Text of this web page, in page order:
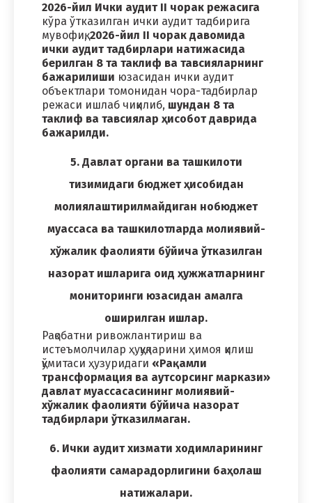
2026-йил Ички аудит II чорак режасига
кўра ўтказилган ички аудит тадбирига
мувофиқ,2026-йил II чорак давомида
ички аудит тадбирлари натижасида
берилган 8 та таклиф ва тавсияларнинг
бажарилиши юзасидан ички аудит
объектлари томонидан чора-тадбирлар
режаси ишлаб чиқилиб, шундан 8 та
таклиф ва тавсиялар ҳисобот даврида
бажарилди.
5. Давлат органи ва ташкилоти
тизимидаги бюджет ҳисобидан
молиялаштирилмайдиган нобюджет
муассаса ва ташкилотларда молиявий-
хўжалик фаолияти бўйича ўтказилган
назорат ишларига оид ҳужжатларнинг
мониторинги юзасидан амалга
оширилган ишлар.
Рақобатни ривожлантириш ва
истеъмолчилар ҳуқуқларини ҳимоя қилиш
қўмитаси ҳузуридаги «Рақамли
трансформация ва аутсорсинг маркази»
давлат муассасасининг молиявий-
хўжалик фаолияти бўйича назорат
тадбирлари ўтказилмаган.
6. Ички аудит хизмати ходимларининг
фаолияти самарадорлигини баҳолаш
натижалари.